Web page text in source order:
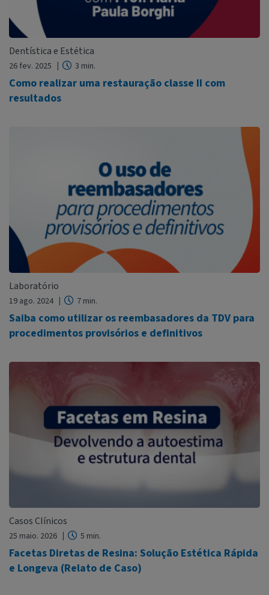
Dentística e Estética
26 fev. 2025 3 min.
Como realizar uma restauração classe II com
resultados
Laboratório
19 ago. 2024 7 min.
Saiba como utilizar os reembasadores da TDV para
procedimentos provisórios e definitivos
Casos Clínicos
25 maio. 2026 5 min.
Facetas Diretas de Resina: Solução Estética Rápida
e Longeva (Relato de Caso)